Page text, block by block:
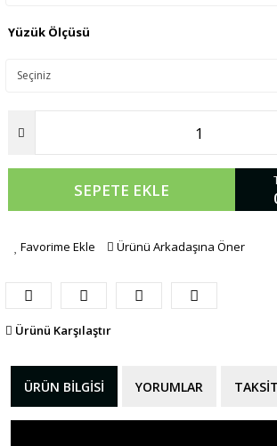
Yüzük Ölçüsü
SEPETE EKLE
Favorime Ekle Ürünü Arkadaşına Öner
Ürünü Karşılaştır
ÜRÜN BILGISI YORUMLAR